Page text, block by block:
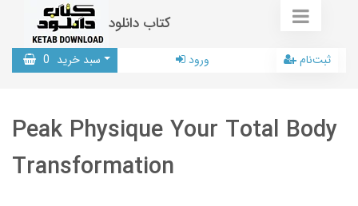
کتاب دانلود
سبد خرید 0 ورود ثبت‌نام
Peak Physique Your Total Body
Transformation